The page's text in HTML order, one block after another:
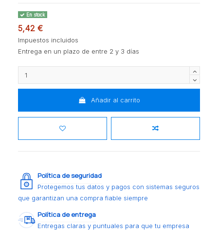
En stock
5,42 €
Impuestos incluidos
Entrega en un plazo de entre 2 y 3 días
Añadir al carrito
Política de seguridad
Protegemos tus datos y pagos con sistemas seguros
que garantizan una compra fiable siempre
Política de entrega
Entregas claras y puntuales para que tu empresa